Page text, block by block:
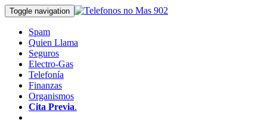
Toggle navigation
Spam
Quien Llama
Seguros
Electro-Gas
Telefonía
Finanzas
Organismos
Cita Previa.